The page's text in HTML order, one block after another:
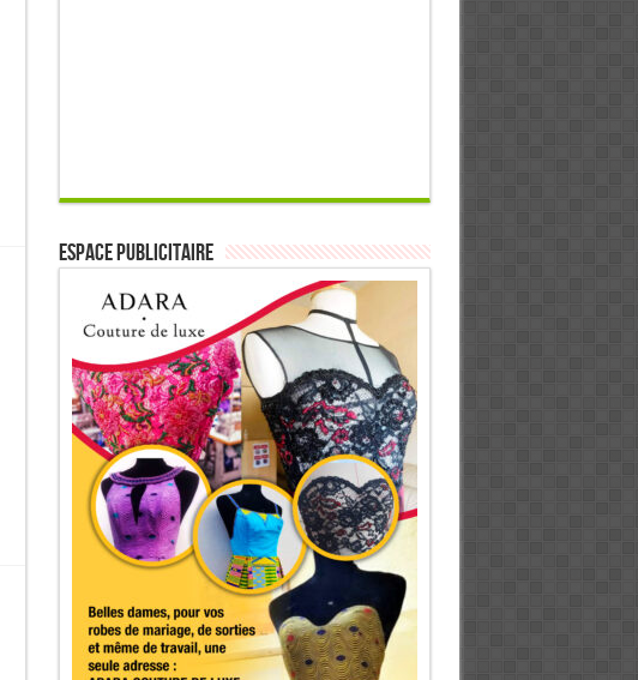
ESPACE PUBLICITAIRE